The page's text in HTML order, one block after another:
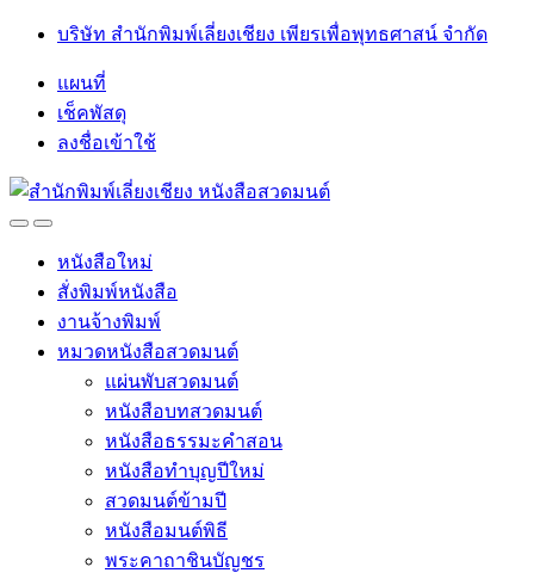
Skip
navigation
Skip
บริษัท สำนักพิมพ์เลี่ยงเชียง เพียรเพื่อพุทธศาสน์ จำกัด
แผนที่
เช็คพัสดุ
ลงชื่อเข้าใช้
OpenClose
หนังสือใหม่
สั่งพิมพ์หนังสือ
งานจ้างพิมพ์
หมวดหนังสือสวดมนต์
แผ่นพับสวดมนต์
หนังสือบทสวดมนต์
หนังสือธรรมะคำสอน
หนังสือทำบุญปีใหม่
สวดมนต์ข้ามปี
หนังสือมนต์พิธี
พระคาถาชินบัญชร